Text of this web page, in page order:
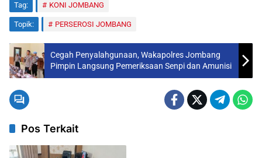
Tag: KONI JOMBANG
Topik: PERSEROSI JOMBANG
Cegah Penyalahgunaan, Wakapolres Jombang
Pimpin Langsung Pemeriksaan Senpi dan Amunisi
Pos Terkait